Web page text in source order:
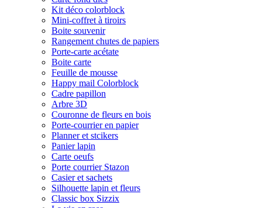
Kit déco colorblock
Mini-coffret à tiroirs
Boite souvenir
Rangement chutes de papiers
Porte-carte acétate
Boite carte
Feuille de mousse
Happy mail Colorblock
Cadre papillon
Arbre 3D
Couronne de fleurs en bois
Porte-courrier en papier
Planner et stcikers
Panier lapin
Carte oeufs
Porte courrier Stazon
Casier et sachets
Silhouette lapin et fleurs
Classic box Sizzix